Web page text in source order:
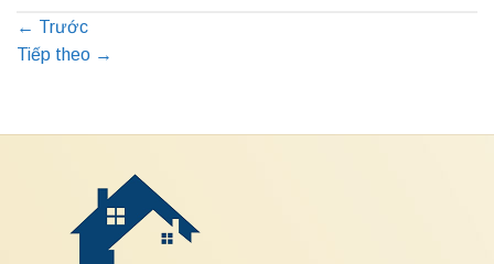
← Trước
Tiếp theo →